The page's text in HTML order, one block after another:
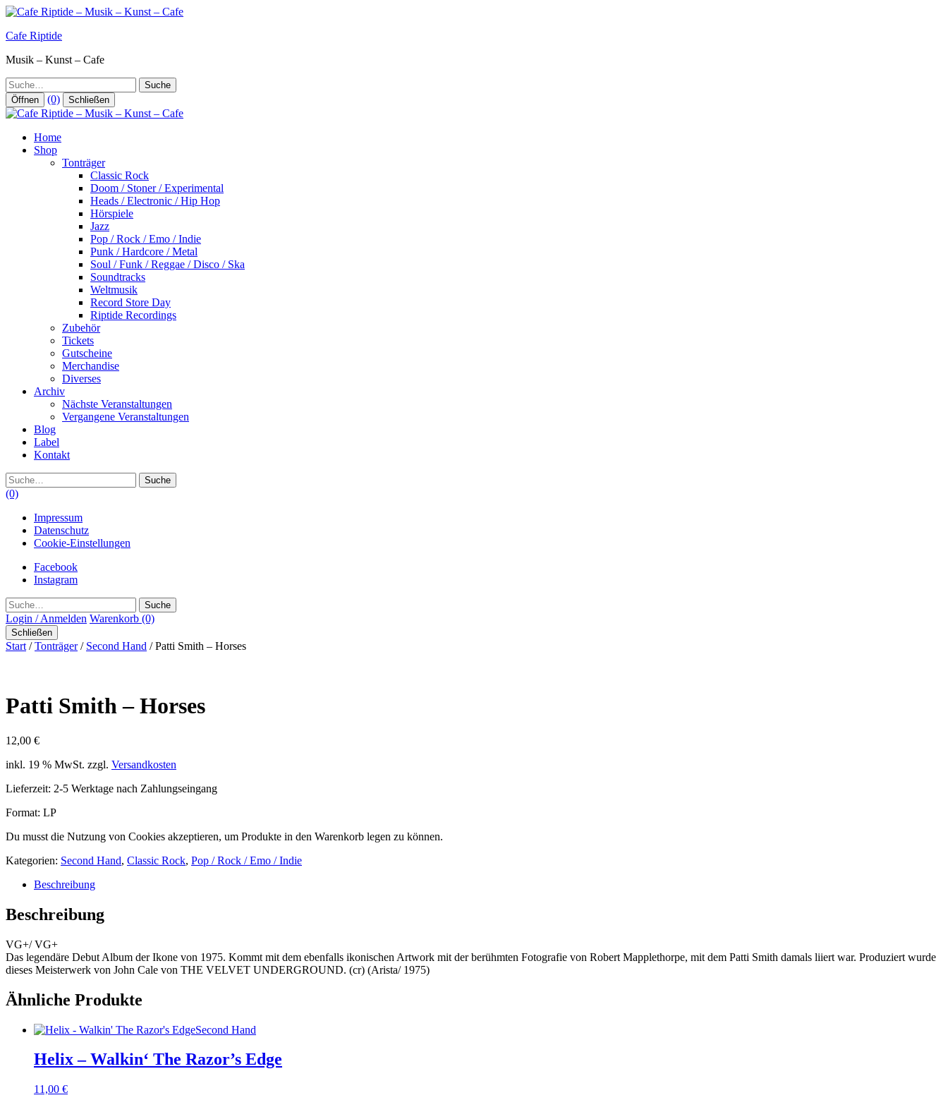
Zum
springen
Cafe Riptide
Musik – Kunst – Cafe
Suche
Öffnen (0) Schließen
Home
Shop
Tonträger
Classic Rock
Doom / Stoner / Experimental
Heads / Electronic / Hip Hop
Hörspiele
Jazz
Pop / Rock / Emo / Indie
Punk / Hardcore / Metal
Soul / Funk / Reggae / Disco / Ska
Soundtracks
Weltmusik
Record Store Day
Riptide Recordings
Zubehör
Tickets
Gutscheine
Merchandise
Diverses
Archiv
Nächste Veranstaltungen
Vergangene Veranstaltungen
Blog
Label
Kontakt
Suche
(0)
Impressum
Datenschutz
Cookie-Einstellungen
Facebook
Instagram
Suche
Login / Anmelden Warenkorb (0)
Schließen
Start /Tonträger/ Second Hand / Patti Smith – Horses
Patti Smith – Horses
12,00 €
inkl. 19 % MwSt. zzgl. Versandkosten
Lieferzeit: 2-5 Werktage nach Zahlungseingang
Format: LP
Du musst die Nutzung von Cookies akzeptieren, um Produkte in den Warenkorb legen zu können.
Kategorien: Second Hand, Classic Rock, Pop / Rock / Emo / Indie
Beschreibung
Beschreibung
VG+/ VG+
Das legendäre Debut Album der Ikone von 1975. Kommt mit dem ebenfalls ikonischen Artwork mit der berühmten Fotografie von Robert Mapplethorpe, mit dem Patti Smith damals liiert war. Produziert wurde
dieses Meisterwerk von John Cale von THE VELVET UNDERGROUND. (cr) (Arista/ 1975)
Ähnliche Produkte
Second Hand
Helix – Walkin‘ The Razor’s Edge
11,00 €